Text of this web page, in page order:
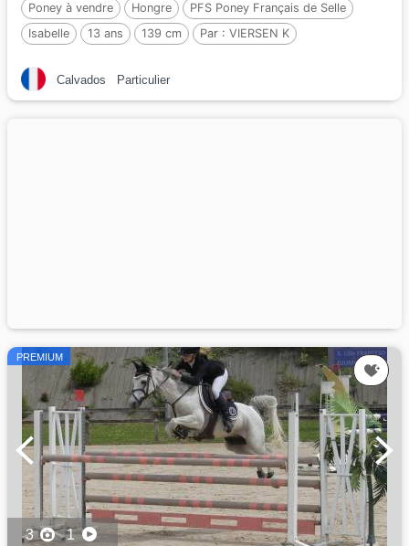
Poney à vendre Hongre
PFS Poney Français de Selle
Isabelle
13 ans 139 cm Par : VIERSEN K
Calvados Particulier
PREMIUM
3 1